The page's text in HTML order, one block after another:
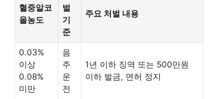
혈중알코
올농도
벌
기
준
주요 처벌 내용
0.03%
이상
0.08%
미만
음
주
운
전
1년 이하 징역 또는 500만원
이하 벌금, 면허 정지